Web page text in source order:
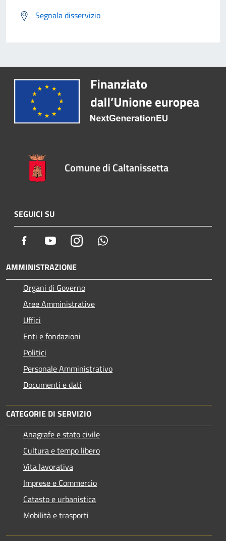
Segnala disservizio
Comune di Caltanissetta
SEGUICI SU
Facebook YoutubeInstagram
AMMINISTRAZIONE
Organi di Governo
Aree Amministrative
Uffici
Enti e fondazioni
Politici
Personale Amministrativo
Documenti e dati
CATEGORIE DI SERVIZIO
Anagrafe e stato civile
Cultura e tempo libero
Vita lavorativa
Imprese e Commercio
Catasto e urbanistica
Mobilità e trasporti